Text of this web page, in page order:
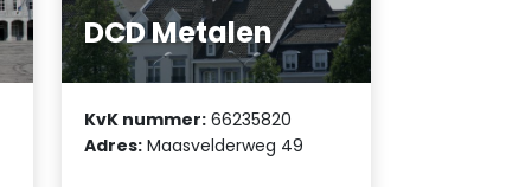
DCD Metalen
KvK nummer: 66235820
Adres: Maasvelderweg 49